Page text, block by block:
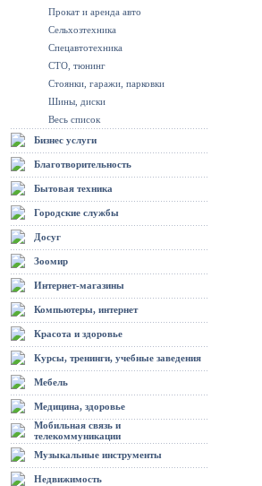
Прокат и аренда авто
Сельхозтехника
Спецавтотехника
СТО, тюнинг
Стоянки, гаражи, парковки
Шины, диски
Весь список
Бизнес услуги
Благотворительность
Бытовая техника
Городские службы
Досуг
Зоомир
Интернет-магазины
Компьютеры, интернет
Красота и здоровье
Курсы, тренинги, учебные заведения
Мебель
Медицина, здоровье
Мобильная связь и
телекоммуникации
Музыкальные инструменты
Недвижимость